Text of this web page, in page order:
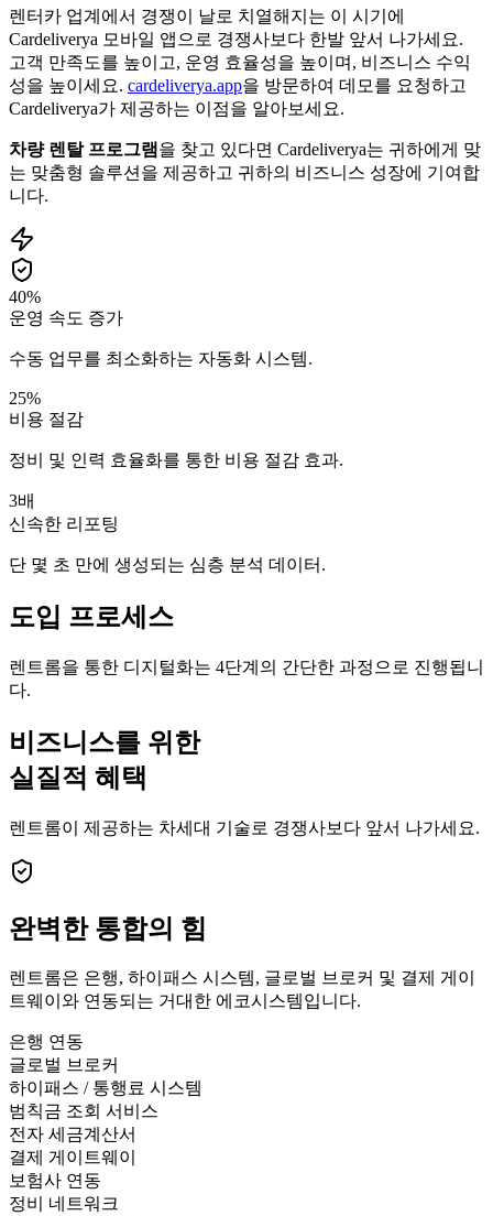
렌터카 업계에서 경쟁이 날로 치열해지는 이 시기에
Cardeliverya 모바일 앱으로 경쟁사보다 한발 앞서 나가세요.
고객 만족도를 높이고, 운영 효율성을 높이며, 비즈니스 수익
성을 높이세요. cardeliverya.app을 방문하여 데모를 요청하고
Cardeliverya가 제공하는 이점을 알아보세요.
차량 렌탈 프로그램을 찾고 있다면 Cardeliverya는 귀하에게 맞
는 맞춤형 솔루션을 제공하고 귀하의 비즈니스 성장에 기여합
니다.
40%
운영 속도 증가
수동 업무를 최소화하는 자동화 시스템.
25%
비용 절감
정비 및 인력 효율화를 통한 비용 절감 효과.
3배
신속한 리포팅
단 몇 초 만에 생성되는 심층 분석 데이터.
도입 프로세스
렌트롬을 통한 디지털화는 4단계의 간단한 과정으로 진행됩니
다.
비즈니스를 위한
실질적 혜택
렌트롬이 제공하는 차세대 기술로 경쟁사보다 앞서 나가세요.
완벽한 통합의 힘
렌트롬은 은행, 하이패스 시스템, 글로벌 브로커 및 결제 게이
트웨이와 연동되는 거대한 에코시스템입니다.
은행 연동
글로벌 브로커
하이패스 / 통행료 시스템
범칙금 조회 서비스
전자 세금계산서
결제 게이트웨이
보험사 연동
정비 네트워크